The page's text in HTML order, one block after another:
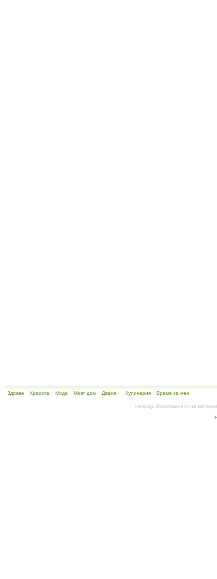
Здраве Красота Мода Моят дом Двама+ Кулинария Време за мен
Hera.bg. Използването на